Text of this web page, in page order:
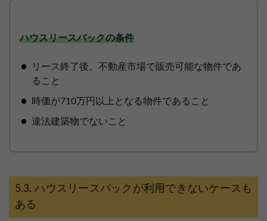
ハウスリースバックの条件
リース終了後、不動産市場で販売可能な物件であ
ること
時価が710万円以上となる物件であること
違法建築物でないこと
ハウスリースバックが利用できないケースも
ある